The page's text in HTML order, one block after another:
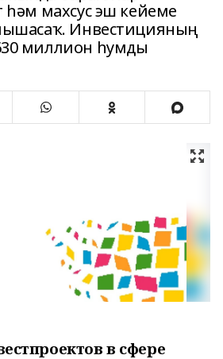
һәм махсус эш кейеме
Инвестицияның
миллион һумды
в сфере